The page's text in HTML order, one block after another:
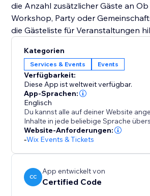
die Anzahl zusätzlicher Gäste an
Workshop, Party oder
die Gästeliste für Veranstaltungen
Spannung im Vorfeld der
Kategorien
Services & Events Events
Verfügbarkeit:
Diese App ist weltweit verfügbar.
App-Sprachen:
Englisch
Du kannst alle auf deiner Website
Inhalte in jede beliebige Sprache
Website-Anforderungen:
-Wix Events & Tickets
CC
App entwickelt von
Certified Code